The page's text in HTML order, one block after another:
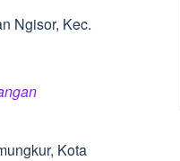
Ngisor, Kec.
Kota